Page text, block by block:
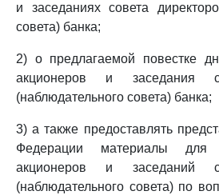
и заседаниях совета
совета) банка;
2) о предлагаемой повестке
акционеров и заседания
(наблюдательного совета) банка;
3) а также предоставлять
Федерации материалы для
акционеров и заседаний
(наблюдательного совета) по